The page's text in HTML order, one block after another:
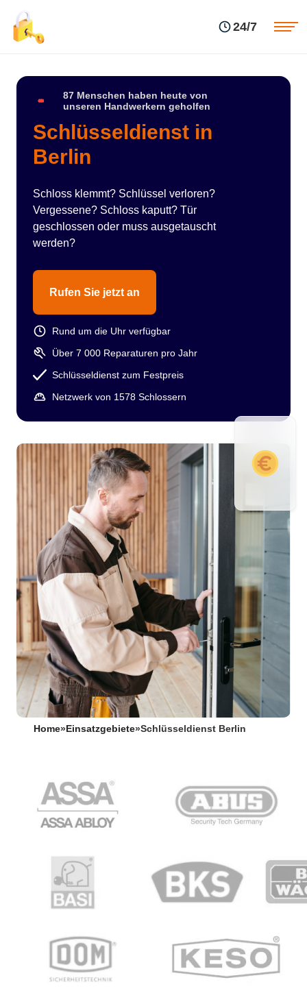
24/7
87 Menschen haben heute von
unseren Handwerkern geholfen
Schlüsseldienst in
Berlin
Schloss klemmt? Schlüssel verloren?
Vergessene? Schloss kaputt? Tür
geschlossen oder muss ausgetauscht
werden?
Rufen Sie jetzt an
Rund um die Uhr verfügbar
Über 7 000 Reparaturen pro Jahr
Schlüsseldienst zum Festpreis
Netzwerk von 1578 Schlossern
Home» Einsatzgebiete»Schlüsseldienst Berlin